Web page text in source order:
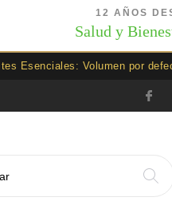
12 AÑOS
Salud y
Esenciales: Volumen por